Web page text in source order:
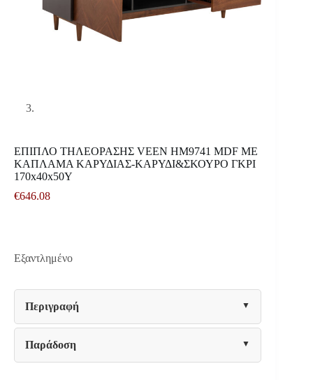
ΕΠΙΠΛΟ ΤΗΛΕΟΡΑΣΗΣ VEEN HM9741 MDF ΜΕ
ΚΑΠΛΑΜΑ ΚΑΡΥΔΙΑΣ-ΚΑΡΥΔΙ&ΣΚΟΥΡΟ ΓΚΡΙ
170x40x50Υ
€646.08
Εξαντλημένο
Περιγραφή
Παράδοση